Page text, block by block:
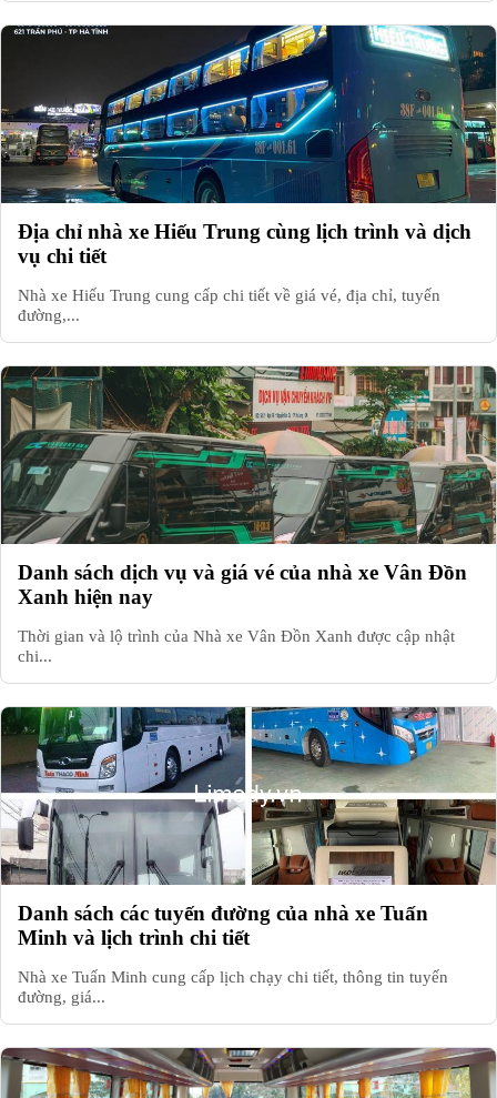
Địa chỉ nhà xe Hiếu Trung cùng lịch trình và dịch
vụ chi tiết
Nhà xe Hiếu Trung cung cấp chi tiết về giá vé, địa chỉ, tuyến
đường,...
Danh sách dịch vụ và giá vé của nhà xe Vân Đồn
Xanh hiện nay
Thời gian và lộ trình của Nhà xe Vân Đồn Xanh được cập nhật
chi...
Danh sách các tuyến đường của nhà xe Tuấn
Minh và lịch trình chi tiết
Nhà xe Tuấn Minh cung cấp lịch chạy chi tiết, thông tin tuyến
đường, giá...